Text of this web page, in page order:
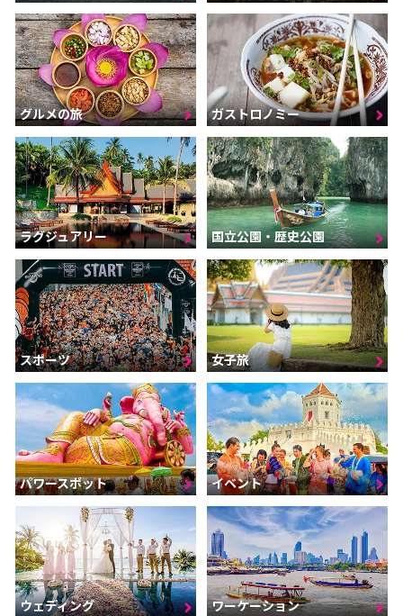
グルメの旅 ガストロノミー
ラグジュアリー 国立公園・歴史公園
スポーツ 女子旅
パワースポット イベント
ウェディング ワーケーション